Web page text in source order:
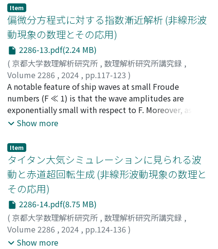
Furusawa, Hiroki
Item
偏微分方程式に対する指数漸近解析 (非線形波
動現象の数理とその応用)
2286-13.pdf(2.24 MB)
( 京都大学数理解析研究所 , 数理解析研究所講究録 ,
Volume 2286 , 2024 , pp.117-123 )
片岡, 武;Akylas, T. R.;Kataoka, Takeshi
A notable feature of ship waves at small Froude
numbers (F ≪ 1) is that the wave amplitudes are
exponentially small with respect to F. Moreover, as F→0
the assumption of linearization is not appropriate.
at small F hinges on exponential (‘beyond-all-orders’)
asymptotics. This outstanding theoretical issue is
addressed here in the context of a simple partial
differential equation with a quadratic nonlinear term.
To understand how nonlinearity affects this ship wave
pattern, we develop an exponential asymptotics
technique applicable to a partial differential equation.
The asymptotic predictions generally are supported by
direct numerical computations.
Show more
Item
タイタン大気シミュレーションに見られる波
動と赤道超回転生成 (非線形波動現象の数理と
その応用)
2286-14.pdf(8.75 MB)
( 京都大学数理解析研究所 , 数理解析研究所講究録 ,
Volume 2286 , 2024 , pp.124-136 )
墨, 幹;竹広, 真一
Show more